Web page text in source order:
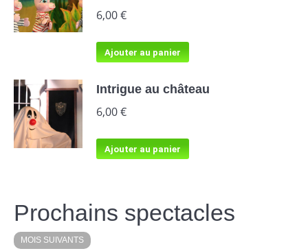
6,00€
Ajouter au panier
Intrigue au château
6,00€
Ajouter au panier
Prochains spectacles
MOIS SUIVANTS